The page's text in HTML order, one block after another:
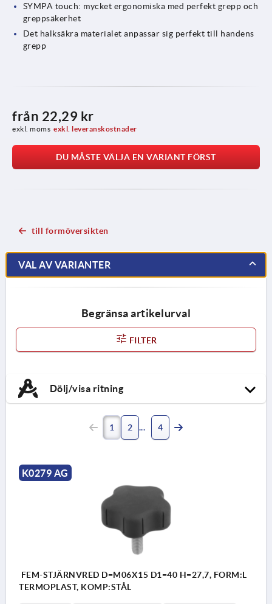
SYMPA touch: mycket ergonomiska med perfekt grepp och
greppsäkerhet
Det halksäkra materialet anpassar sig perfekt till handens
grepp
från 22,29 kr
exkl. moms exkl. leveranskostnader
DU MÅSTE VÄLJA EN VARIANT FÖRST
till formöversikten
VAL AV VARIANTER
Begränsa artikelurval
FILTER
Dölj/visa ritning
1 2 4
K0279 AG
FEM-STJÄRNVRED D=M06X15 D1=40 H=27,7, FORM:L
TERMOPLAST, KOMP:STÅL